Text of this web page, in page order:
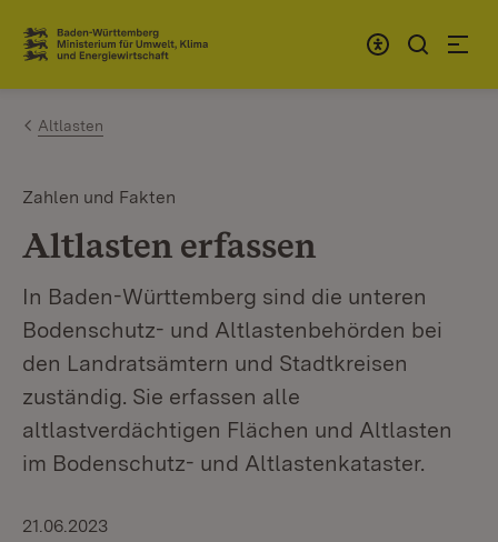
Zum Inhalt springen
Link zur Startseite
Altlasten
Zahlen und Fakten
Altlasten erfassen
In Baden-Württemberg sind die unteren
Bodenschutz- und Altlastenbehörden bei
den Landratsämtern und Stadtkreisen
zuständig. Sie erfassen alle
altlastverdächtigen Flächen und Altlasten
im Bodenschutz- und Altlastenkataster.
21.06.2023